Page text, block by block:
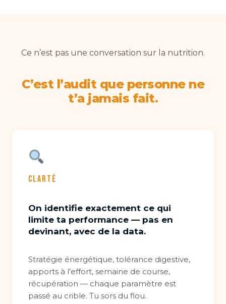
Ce n’est pas une conversation sur la nutrition.
C’est l’audit que personne ne
t’a jamais fait.
CLARTÉ
On identifie exactement ce qui
limite ta performance — pas en
devinant, avec de la data.
Stratégie énergétique, tolérance digestive,
apports à l’effort, semaine de course,
récupération — chaque paramètre est
passé au crible. Tu sors du flou.